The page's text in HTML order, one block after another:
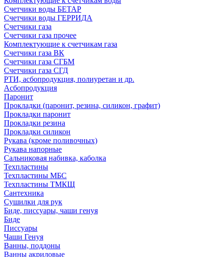
Счетчики воды БЕТАР
Счетчики воды ГЕРРИДА
Счетчики газа
Счетчики газа прочее
Комплектующие к счетчикам газа
Счетчики газа ВК
Счетчики газа СГБМ
Счетчики газа СГД
РТИ, асбопродукция, полиуретан и др.
Асбопродукция
Паронит
Прокладки (паронит, резина, силикон, графит)
Прокладки паронит
Прокладки резина
Прокладки силикон
Рукава (кроме поливочных)
Рукава напорные
Сальниковая набивка, каболка
Техпластины
Техпластины МБС
Техпластины ТМКЩ
Сантехника
Сушилки для рук
Биде, писсуары, чаши генуя
Биде
Писсуары
Чаши Генуя
Ванны, поддоны
Ванны акриловые